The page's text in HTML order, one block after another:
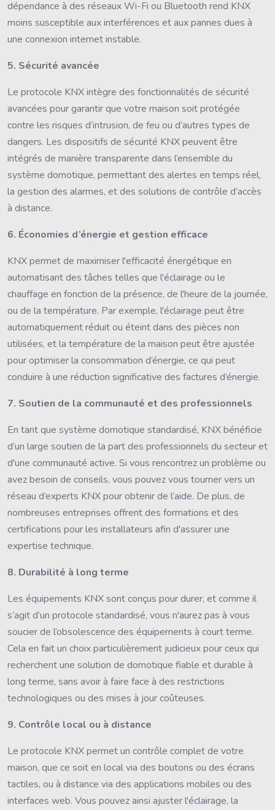
dépendance à des réseaux Wi-Fi ou Bluetooth rend KNX
moins susceptible aux interférences et aux pannes dues à
une connexion internet instable.
5. Sécurité avancée
Le protocole KNX intègre des fonctionnalités de sécurité
avancées pour garantir que votre maison soit protégée
contre les risques d’intrusion, de feu ou d’autres types de
dangers. Les dispositifs de sécurité KNX peuvent être
intégrés de manière transparente dans l’ensemble du
système domotique, permettant des alertes en temps réel,
la gestion des alarmes, et des solutions de contrôle d’accès
à distance.
6. Économies d’énergie et gestion efficace
KNX permet de maximiser l'efficacité énergétique en
automatisant des tâches telles que l'éclairage ou le
chauffage en fonction de la présence, de l'heure de la journée,
ou de la température. Par exemple, l'éclairage peut être
automatiquement réduit ou éteint dans des pièces non
utilisées, et la température de la maison peut être ajustée
pour optimiser la consommation d’énergie, ce qui peut
conduire à une réduction significative des factures d’énergie.
7. Soutien de la communauté et des professionnels
En tant que système domotique standardisé, KNX bénéficie
d’un large soutien de la part des professionnels du secteur et
d'une communauté active. Si vous rencontrez un problème ou
avez besoin de conseils, vous pouvez vous tourner vers un
réseau d’experts KNX pour obtenir de l’aide. De plus, de
nombreuses entreprises offrent des formations et des
certifications pour les installateurs afin d'assurer une
expertise technique.
8. Durabilité à long terme
Les équipements KNX sont conçus pour durer, et comme il
s’agit d’un protocole standardisé, vous n'aurez pas à vous
soucier de l’obsolescence des équipements à court terme.
Cela en fait un choix particulièrement judicieux pour ceux qui
recherchent une solution de domotique fiable et durable à
long terme, sans avoir à faire face à des restrictions
technologiques ou des mises à jour coûteuses.
9. Contrôle local ou à distance
Le protocole KNX permet un contrôle complet de votre
maison, que ce soit en local via des boutons ou des écrans
tactiles, ou à distance via des applications mobiles ou des
interfaces web. Vous pouvez ainsi ajuster l'éclairage, la